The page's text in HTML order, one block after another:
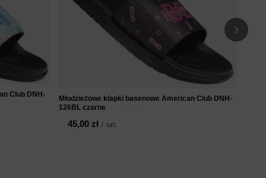
Club DNH-
Młodzieżowe klapki basenowe American Club DNH-
126BL czarne
45,00 zł / szt.